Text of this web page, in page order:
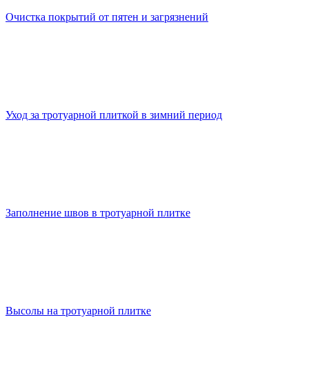
Очистка покрытий от пятен и загрязнений
Уход за тротуарной плиткой в зимний период
Заполнение швов в тротуарной плитке
Высолы на тротуарной плитке